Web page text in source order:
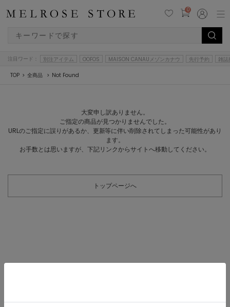
0
注目ワード： 別注アイテム OOFOS MAISON CANAUメゾンカナウ 先行予約 雑誌
TOP 全商品 Not Found
大変申し訳ありません。
ご指定の商品が見つかりませんでした。
URLのご指定に誤りがあるか、更新等に伴い削除されてしまった可能性があり
ます。
お手数とは思いますが、下記リンクからサイトへ移動してください。
トップページへ